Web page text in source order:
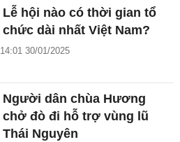
Lễ hội nào có thời gian tổ
chức dài nhất Việt Nam?
14:01 30/01/2025
Người dân chùa Hương
chở đò đi hỗ trợ vùng lũ
Thái Nguyên